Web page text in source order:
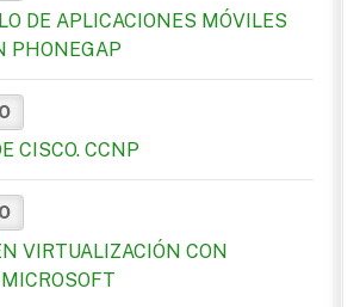
DE APLICACIONES MÓVILES
PHONEGAP
CISCO. CCNP
VIRTUALIZACIÓN CON